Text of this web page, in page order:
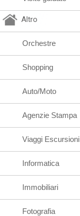
Altro
Orchestre
Shopping
Auto/Moto
Agenzie Stampa
Viaggi Escursioni
Informatica
Immobiliari
Fotografia